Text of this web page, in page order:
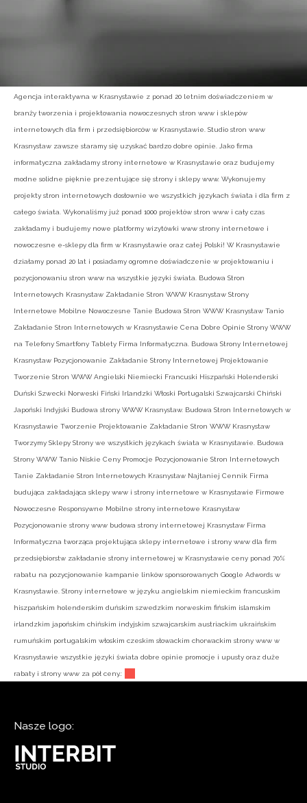
Agencja interaktywna w Krasnystawie z ponad 20 letnim doświadczeniem w
branży tworzenia i projektowania nowoczesnych stron www i sklepów
internetowych dla firm i przedsiębiorców w Krasnystawie. Studio stron www
Krasnystaw zawsze staramy się uzyskać bardzo dobre opinie. Jako firma
informatyczna zakładamy strony internetowe w Krasnystawie oraz budujemy
modne solidne pięknie prezentujące się strony i sklepy www. Wykonujemy
projekty stron internetowych dosłownie we wszystkich językach świata i dla firm z
całego świata. Wykonaliśmy już ponad 1000 projektów stron www i cały czas
zakładamy i budujemy nowe platformy wizytówki www strony internetowe i
nowoczesne e-sklepy dla firm w Krasnystawie oraz całej Polski! W Krasnystawie
działamy ponad 20 lat i posiadamy ogromne doświadczenie w projektowaniu i
pozycjonowaniu stron www na wszystkie języki świata. Budowa Stron
Internetowych Krasnystaw Zakładanie Stron WWW Krasnystaw Strony
Internetowe Mobilne Nowoczesne Tanie Budowa Stron WWW Krasnystaw Tanio
Zakładanie Stron Internetowych w Krasnystawie Cena Dobre Opinie Strony WWW
na Telefony Smartfony Tablety Firma Informatyczna. Budowa Strony Internetowej
Krasnystaw Pozycjonowanie Zakładanie Strony Internetowej Projektowanie
Tworzenie Stron WWW Angielski Niemiecki Francuski Hiszpański Holenderski
Duński Szwecki Norweski Fiński Irlandzki Włoski Portugalski Szwajcarski Chiński
Japoński Indyjski Budowa strony WWW Krasnystaw. Budowa Stron Internetowych w
Krasnystawie Tworzenie Projektowanie Zakładanie Stron WWW Krasnystaw
Tworzymy Sklepy Strony we wszystkich językach świata w Krasnystawie. Budowa
Strony WWW Tanio Niskie Ceny Promocje Pozycjonowanie Stron Internetowych
Tanie Zakładanie Stron Internetowych Krasnystaw Najtaniej Cennik Firma
budująca zakładająca sklepy www i strony internetowe w Krasnystawie Firmowe
Nowoczesne Responsywne Mobilne strony internetowe Krasnystaw
Pozycjonowanie strony www budowa strony internetowej Krasnystaw Firma
Informatyczna tworząca projektująca sklepy internetowe i strony www dla firm
przedsiębiorstw zakładanie strony internetowej w Krasnystawie ceny ponad 70%
rabatu na pozycjonowanie kampanie linków sponsorowanych Google Adwords w
Krasnystawie. Strony internetowe w języku angielskim niemieckim francuskim
hiszpańskim holenderskim duńskim szwedzkim norweskim fińskim islamskim
irlandzkim japońskim chińskim indyjskim szwajcarskim austriackim ukraińskim
rumuńskim portugalskim włoskim czeskim słowackim chorwackim strony www w
Krasnystawie wszystkie języki świata dobre opinie promocje i upusty oraz duże
rabaty i strony www za pół ceny.:
Nasze logo: